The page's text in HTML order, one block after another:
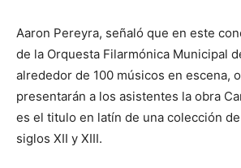
Aaron Pereyra, señaló que en este
de la Orquesta Filarmónica Municipal
alrededor de 100 músicos en escena,
presentarán a los asistentes la obra
es el titulo en latín de una colección
siglos XII y XIII.